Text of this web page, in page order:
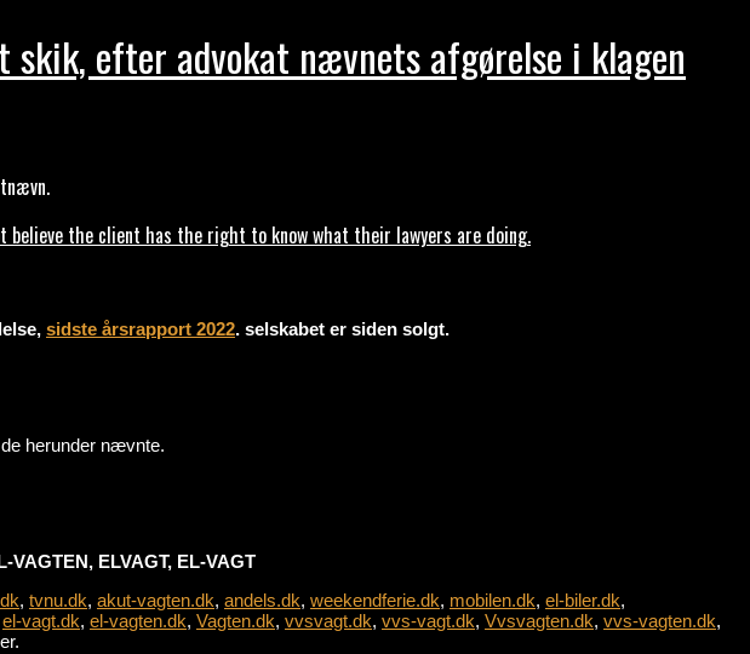
skik, efter advokat nævnets afgørelse i klagen
believe the client has the right to know what their lawyers are doing.
sidste årsrapport 2022. selskabet er siden solgt.
herunder nævnte.
VAGTEN, ELVAGT, EL-VAGT
, tvnu.dk, akut-vagten.dk, andels.dk, weekendferie.dk, mobilen.dk, el-biler.dk,
el-vagt.dk, el-vagten.dk, Vagten.dk, vvsvagt.dk, vvs-vagt.dk, Vvsvagten.dk, vvs-vagten.dk,